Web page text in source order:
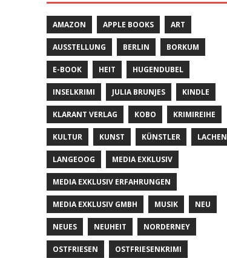
AMAZON APPLE BOOKS ART
AUSSTELLUNG BERLIN BORKUM
E-BOOK HEIT HUGENDUBEL
INSELKRIMI JULIA BRUNJES KINDLE
KLARANT VERLAG KOBO KRIMIREIHE
KULTUR KUNST KÜNSTLER LACHEN
LANGEOOG MEDIA EXKLUSIV
MEDIA EXKLUSIV ERFAHRUNGEN
MEDIA EXKLUSIV GMBH MUSIK NEU
NEUES NEUHEIT NORDERNEY
OSTFRIESEN OSTFRIESENKRIMI